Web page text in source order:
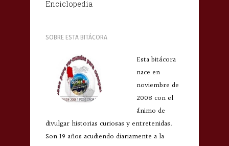
Enciclopedia
SOBRE ESTA BITÁCORA
Esta bitácora
nace en
noviembre de
2008 con el
ánimo de
divulgar historias curiosas y entretenidas.
Son 19 años acudiendo diariamente a la